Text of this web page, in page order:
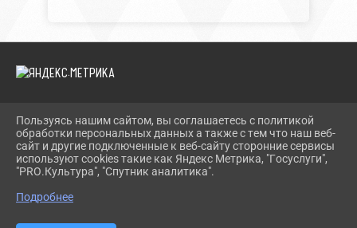
2026 Г. TEVRIZLIB.RU
ВХОД
КАРТА САЙТА
ПОЛИТИКА ОБРАБОТКИ ПЕРСОНАЛЬНЫХ ДАННЫХ
СДЕЛАНО НА KUBCMS
Пользуясь нашим сайтом, вы соглашаетесь с политикой
обработки персональных данных а также с тем что наш веб-
сайт и другие подключенные к веб-сайту сторонние сервисы
используют cookies такие как Яндекс Метрика, "Госуслуги",
"PRO.Культура", "Спутник аналитика".
Подробнее